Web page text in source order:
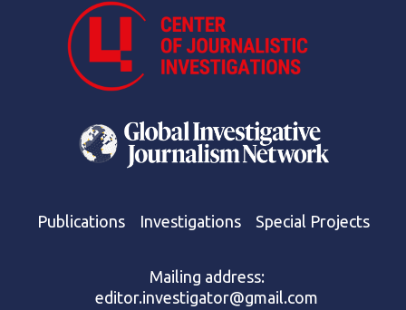
Publications Investigations Special Projects
Mailing address:
editor.investigator@gmail.com